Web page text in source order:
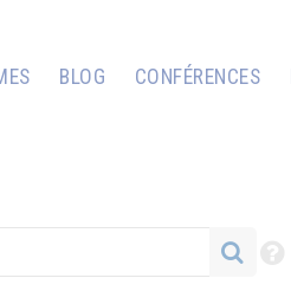
BLOG CONFÉRENCES